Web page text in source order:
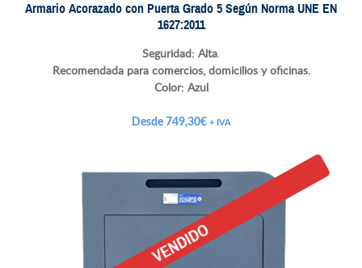
Armario Acorazado con Puerta Grado 5 Según Norma UNE EN
1627:2011
Seguridad: Alta.
Recomendada para comercios, domicilios y oficinas.
Color: Azul
Desde749,30€ + IVA
VENDIDO